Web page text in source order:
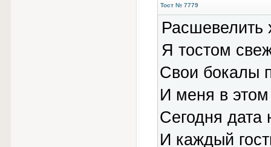
Тост № 7779
Расшевелить
Я тостом
Свои бокалы
И меня в
Сегодня дата
И каждый